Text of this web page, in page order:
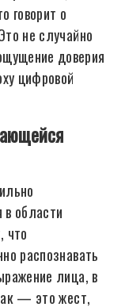
говорит о
не случайно
доверия
цифровой
в области
что
распознавать
лица, в
— это жест,